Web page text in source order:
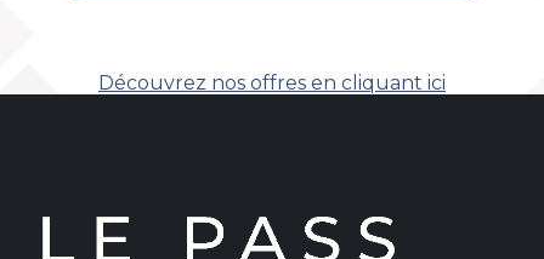
Découvrez nos offres en cliquant ici